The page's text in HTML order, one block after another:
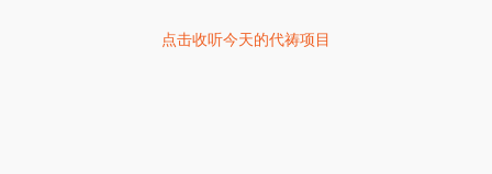
点击收听今天的代祷项目